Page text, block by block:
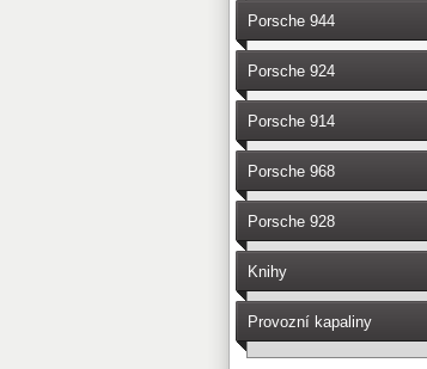
Porsche 944
Porsche 924
Porsche 914
Porsche 968
Porsche 928
Knihy
Provozní kapaliny